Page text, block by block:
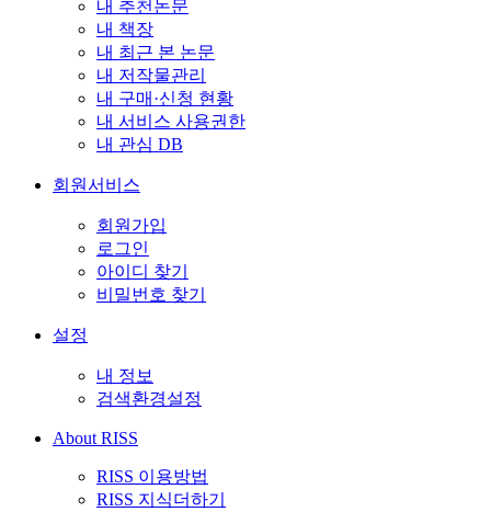
내 추천논문
내 책장
내 최근 본 논문
내 저작물관리
내 구매·신청 현황
내 서비스 사용권한
내 관심 DB
회원서비스
회원가입
로그인
아이디 찾기
비밀번호 찾기
설정
내 정보
검색환경설정
About RISS
RISS 이용방법
RISS 지식더하기